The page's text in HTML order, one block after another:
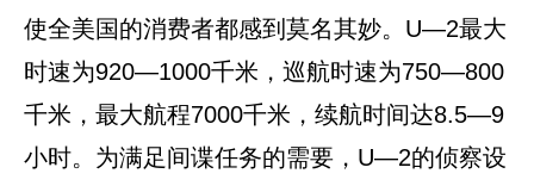
使全美国的消费者都感到莫名其妙。U—2最大
时速为920—1000千米，巡航时速为750—800
千米，最大航程7000千米，续航时间达8.5—9
小时。为满足间谍任务的需要，U—2的侦察设